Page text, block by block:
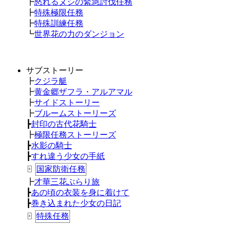
┣怒れるヌシの緊急討伐任務
┣特殊極限任務
┣特殊訓練任務
┗世界花の力のダンジョン
サブストーリー
┣クジラ艇
┣黄金郷ザフラ・アルアマル
┣サイドストーリー
┣ブルームストーリーズ
┣封印の古代花騎士
┣極限任務ストーリーズ
┣水影の騎士
┣すれ違う少女の手紙
+
国家防衛任務
┣才華三花ぶらり旅
┣あの頃の衣装を身に着けて
┣巻き込まれた少女の日記
+ 特殊任務